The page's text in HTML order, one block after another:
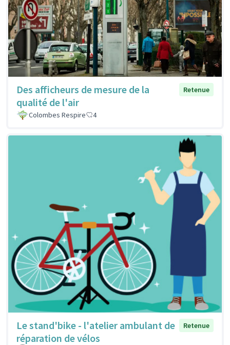
Des afficheurs de mesure de la
qualité de l'air
Retenue
Colombes Respire 4
Le stand'bike - l'atelier ambulant de
réparation de vélos
Retenue